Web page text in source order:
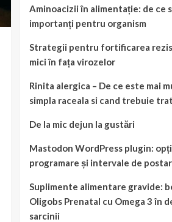
Aminoacizii în alimentație: de ce
importanți pentru organism
Strategii pentru fortificarea
mici în fața virozelor
Rinita alergica – De ce este mai
simpla raceala si cand trebuie
De la mic dejun la gustări
Mastodon WordPress plugin:
programare și intervale de
Suplimente alimentare gravide:
Oligobs Prenatal cu Omega 3 în
sarcinii